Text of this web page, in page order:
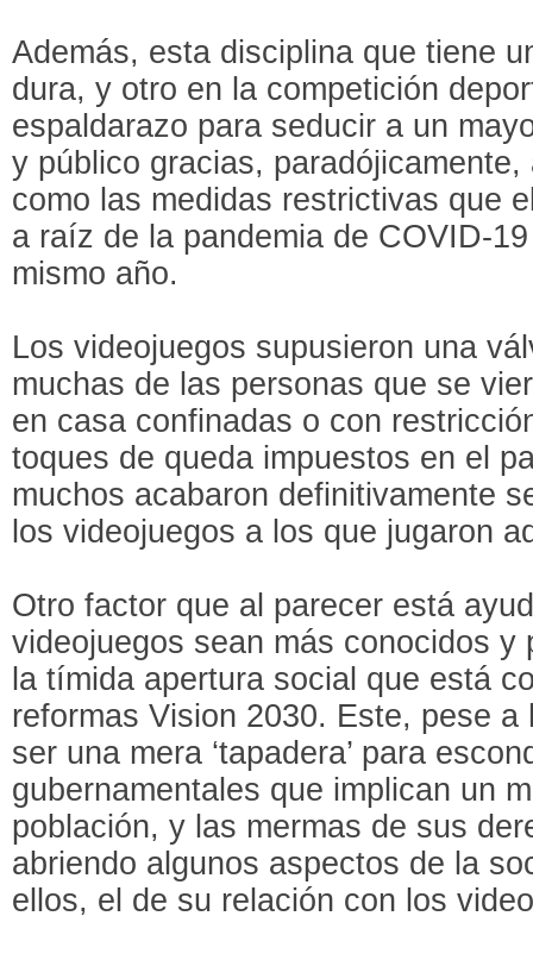
Además, esta disciplina que tiene
dura, y otro en la competición
espaldarazo para seducir a un
y público gracias,
como las medidas restrictivas que
a raíz de la pandemia de COVID-
mismo año.
Los videojuegos supusieron una
muchas de las personas que se
en casa confinadas o con
toques de queda impuestos en el
muchos acabaron definitivamente
los videojuegos a los que jugaron
Otro factor que al parecer está
videojuegos sean más conocidos
la tímida apertura social que está
reformas Vision 2030. Este, pese
ser una mera ‘tapadera’ para
gubernamentales que implican un
población, y las mermas de sus
abriendo algunos aspectos de la
ellos, el de su relación con los